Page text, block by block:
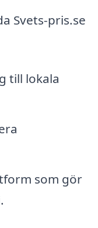
Svets-pris.se
till lokala
som gör